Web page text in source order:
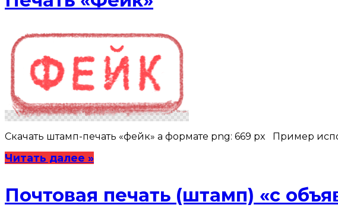
Скачать штамп-печать «фейк» a формате png: 669 px Пример
Читать далее »
Почтовая печать (штамп) «с